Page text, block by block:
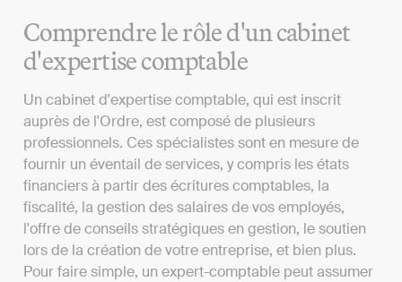
Comprendre le rôle d'un cabinet
d'expertise comptable
Un cabinet d'expertise comptable, qui est inscrit
auprès de l'Ordre, est composé de plusieurs
professionnels. Ces spécialistes sont en mesure de
fournir un éventail de services, y compris les états
financiers à partir des écritures comptables, la
fiscalité, la gestion des salaires de vos employés,
l'offre de conseils stratégiques en gestion, le soutien
lors de la création de votre entreprise, et bien plus.
Pour faire simple, un expert-comptable peut assumer